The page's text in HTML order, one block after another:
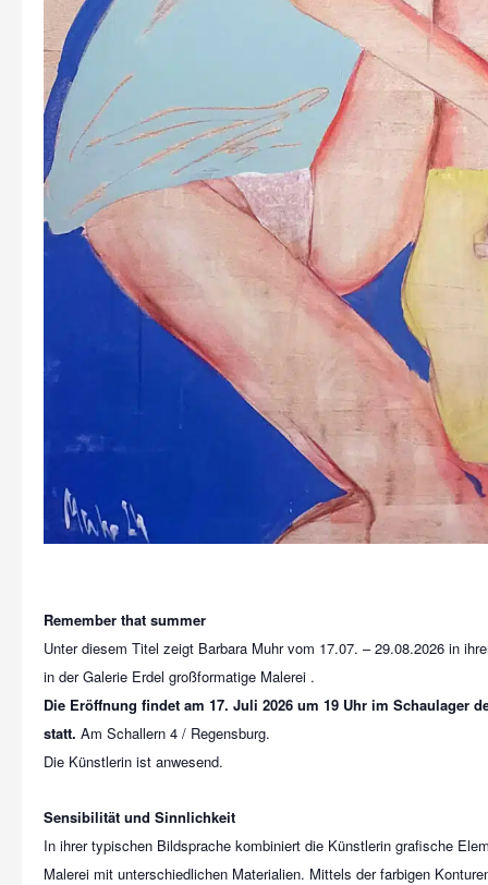
Remember that summer
Unter diesem Titel zeigt Barbara Muhr vom 17.07. – 29.08.2026 in
Die Eröffnung findet am 17. Juli 2026 um 19 Uhr im Schaulager
statt. Am Schallern 4 / Regensburg.
Die Künstlerin ist anwesend.
Sensibilität und Sinnlichkeit
In ihrer typischen Bildsprache kombiniert die Künstlerin grafische
Malerei mit unterschiedlichen Materialien. Mittels der farbigen